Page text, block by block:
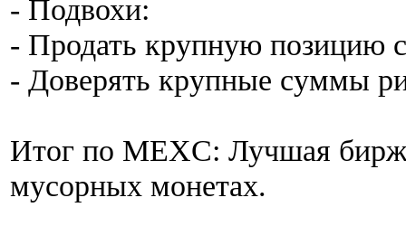
- Подвохи:
- Продать крупную позицию
- Доверять крупные суммы
Итог по MEXC: Лучшая
мусорных монетах.